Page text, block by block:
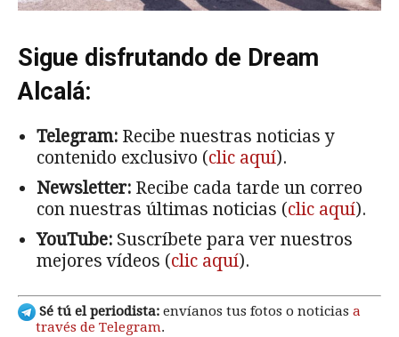
Sigue disfrutando de Dream
Alcalá:
Telegram: Recibe nuestras noticias y
contenido exclusivo (clic aquí).
Newsletter: Recibe cada tarde un correo
con nuestras últimas noticias (clic aquí).
YouTube: Suscríbete para ver nuestros
mejores vídeos (clic aquí).
Sé tú el periodista: envíanos tus fotos o noticias a
través de Telegram.